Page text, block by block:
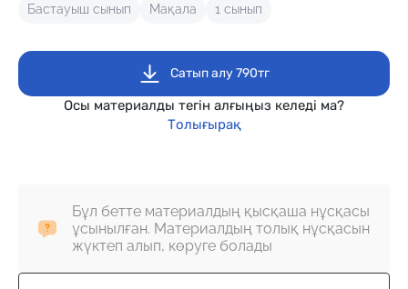
Бастауыш сынып Мақала 1 сынып
Сатып алу 790тг
Осы материалды тегін алғыңыз келеді ма?
Толығырақ
Бұл бетте материалдың қысқаша нұсқасы
ұсынылған. Материалдың толық нұсқасын
жүктеп алып, көруге болады